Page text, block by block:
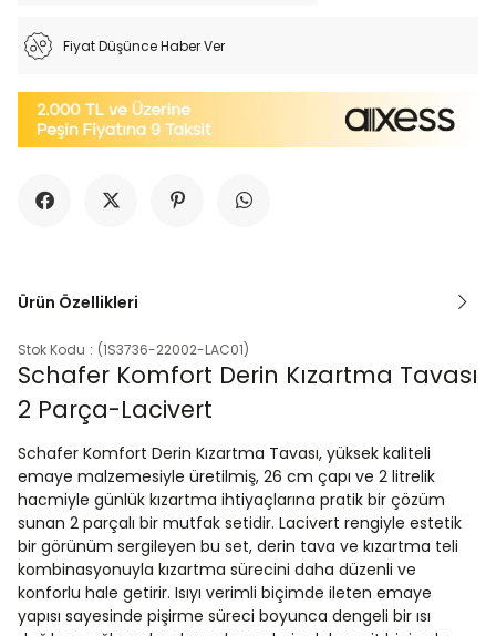
Fiyat Düşünce Haber Ver
Ürün Özellikleri
Stok Kodu (1S3736-22002-LAC01)
Schafer Komfort Derin Kızartma Tavası
2 Parça-Lacivert
Schafer Komfort Derin Kızartma Tavası, yüksek kaliteli
emaye malzemesiyle üretilmiş, 26 cm çapı ve 2 litrelik
hacmiyle günlük kızartma ihtiyaçlarına pratik bir çözüm
sunan 2 parçalı bir mutfak setidir. Lacivert rengiyle estetik
bir görünüm sergileyen bu set, derin tava ve kızartma teli
kombinasyonuyla kızartma sürecini daha düzenli ve
konforlu hale getirir. Isıyı verimli biçimde ileten emaye
yapısı sayesinde pişirme süreci boyunca dengeli bir ısı